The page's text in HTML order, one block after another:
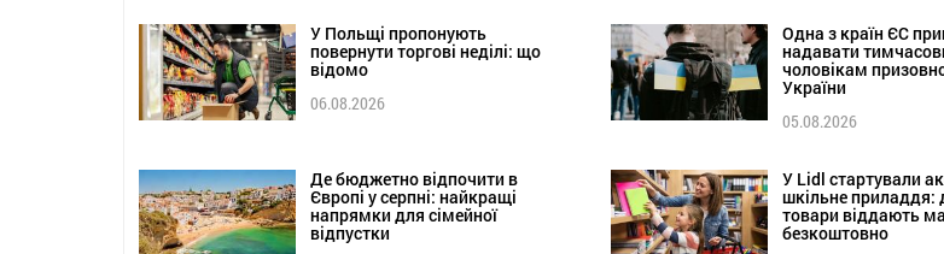
У Польщі пропонують
повернути торгові неділі: що
відомо
06.08.2026
Одна з країн ЄС
надавати
чоловікам
України
05.08.2026
Де бюджетно відпочити в
Європі у серпні: найкращі
напрямки для сімейної
відпустки
У Lidl стартували
шкільне приладдя:
товари віддають
безкоштовно